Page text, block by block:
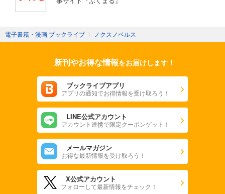
電子書籍・漫画 ブックライブ 〉 ノクスノベルス
新刊やお得な情報をお届けします！
ブックライブアプリ
アプリの通知でお得情報を受け取ろう！
LINE公式アカウント
アカウント連携で限定クーポンゲット！
メールマガジン
お得な最新情報を受け取ろう！
X公式アカウント
フォローして最新情報をチェック！